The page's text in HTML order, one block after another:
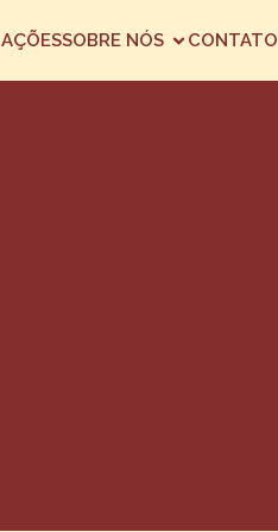
AÇÕESSOBRE NÓS CONTATO